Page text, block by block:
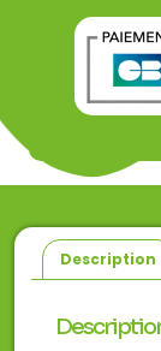
Description